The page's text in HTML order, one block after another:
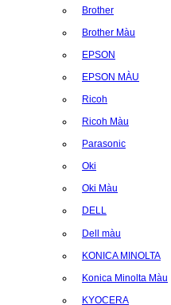
Brother
Brother Màu
EPSON
EPSON MÀU
Ricoh
Ricoh Màu
Parasonic
Oki
Oki Màu
DELL
Dell màu
KONICA MINOLTA
Konica Minolta Màu
KYOCERA